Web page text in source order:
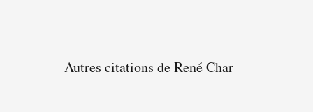
Autres citations de René Char